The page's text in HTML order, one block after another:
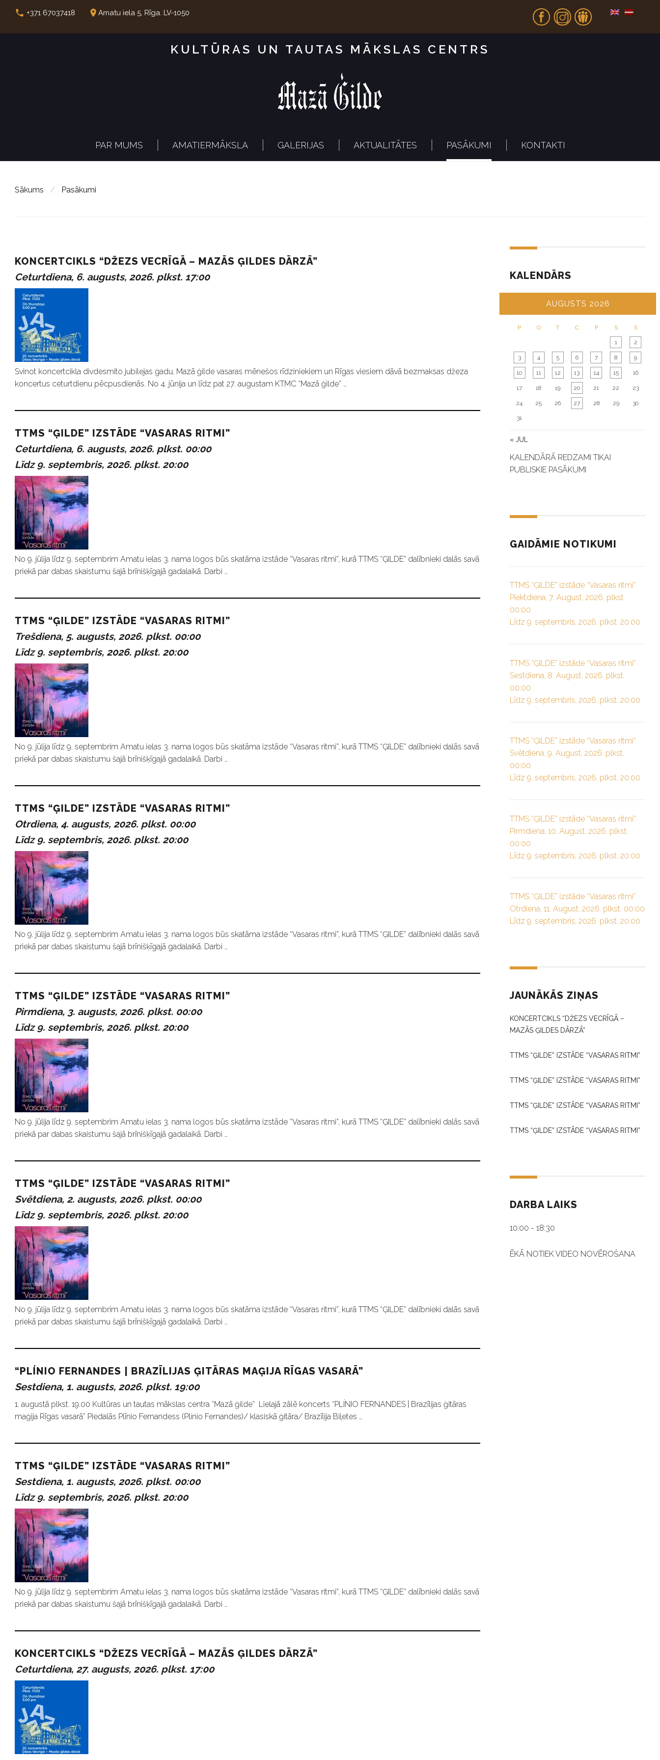
e
Fb In Dr
call +371 67037418 place Amatu iela 5, Rīga. LV-1050
KULTŪRAS UN TAUTAS MĀKSLAS CENTRS
PAR MUMS AMATIERMĀKSLA GALERIJAS AKTUALITĀTES PASĀKUMI KONTAKTI
Sākums / Pasākumi
P
a
s
ā
k
u
m
i
KONCERTCIKLS “DŽEZS VECRĪGĀ – MAZĀS ĢILDES DĀRZĀ”
Ceturtdiena, 6. augusts, 2026. plkst. 17:00
Svinot koncertcikla divdesmito jubilejas gadu, Mazā ģilde vasaras mēnešos rīdziniekiem un Rīgas viesiem dāvā bezmaksas džeza
koncertus ceturtdienu pēcpusdienās. No 4. jūnija un līdz pat 27. augustam KTMC “Mazā ģilde” …
TTMS “ĢILDE” IZSTĀDE “VASARAS RITMI”
Ceturtdiena, 6. augusts, 2026. plkst. 00:00
Līdz 9. septembris, 2026. plkst. 20:00
No 9. jūlija līdz 9. septembrim Amatu ielas 3. nama logos būs skatāma izstāde “Vasaras ritmi”, kurā TTMS “ĢILDE” dalībnieki dalās savā
priekā par dabas skaistumu šajā brīnišķīgajā gadalaikā. Darbi …
TTMS “ĢILDE” IZSTĀDE “VASARAS RITMI”
Trešdiena, 5. augusts, 2026. plkst. 00:00
Līdz 9. septembris, 2026. plkst. 20:00
No 9. jūlija līdz 9. septembrim Amatu ielas 3. nama logos būs skatāma izstāde “Vasaras ritmi”, kurā TTMS “ĢILDE” dalībnieki dalās savā
priekā par dabas skaistumu šajā brīnišķīgajā gadalaikā. Darbi …
TTMS “ĢILDE” IZSTĀDE “VASARAS RITMI”
Otrdiena, 4. augusts, 2026. plkst. 00:00
Līdz 9. septembris, 2026. plkst. 20:00
No 9. jūlija līdz 9. septembrim Amatu ielas 3. nama logos būs skatāma izstāde “Vasaras ritmi”, kurā TTMS “ĢILDE” dalībnieki dalās savā
priekā par dabas skaistumu šajā brīnišķīgajā gadalaikā. Darbi …
TTMS “ĢILDE” IZSTĀDE “VASARAS RITMI”
Pirmdiena, 3. augusts, 2026. plkst. 00:00
Līdz 9. septembris, 2026. plkst. 20:00
No 9. jūlija līdz 9. septembrim Amatu ielas 3. nama logos būs skatāma izstāde “Vasaras ritmi”, kurā TTMS “ĢILDE” dalībnieki dalās savā
priekā par dabas skaistumu šajā brīnišķīgajā gadalaikā. Darbi …
TTMS “ĢILDE” IZSTĀDE “VASARAS RITMI”
Svētdiena, 2. augusts, 2026. plkst. 00:00
Līdz 9. septembris, 2026. plkst. 20:00
No 9. jūlija līdz 9. septembrim Amatu ielas 3. nama logos būs skatāma izstāde “Vasaras ritmi”, kurā TTMS “ĢILDE” dalībnieki dalās savā
priekā par dabas skaistumu šajā brīnišķīgajā gadalaikā. Darbi …
“PLÍNIO FERNANDES | BRAZĪLIJAS ĢITĀRAS MAĢIJA RĪGAS VASARĀ”
Sestdiena, 1. augusts, 2026. plkst. 19:00
1. augustā plkst. 19.00 Kultūras un tautas mākslas centra “Mazā ģilde” Lielajā zālē koncerts “PLÍNIO FERNANDES | Brazīlijas ģitāras
maģija Rīgas vasarā” Piedalās Plīnio Fernandess (Plínio Fernandes)/ klasiskā ģitāra/ Brazīlija Biļetes …
TTMS “ĢILDE” IZSTĀDE “VASARAS RITMI”
Sestdiena, 1. augusts, 2026. plkst. 00:00
Līdz 9. septembris, 2026. plkst. 20:00
No 9. jūlija līdz 9. septembrim Amatu ielas 3. nama logos būs skatāma izstāde “Vasaras ritmi”, kurā TTMS “ĢILDE” dalībnieki dalās savā
priekā par dabas skaistumu šajā brīnišķīgajā gadalaikā. Darbi …
KONCERTCIKLS “DŽEZS VECRĪGĀ – MAZĀS ĢILDES DĀRZĀ”
Ceturtdiena, 27. augusts, 2026. plkst. 17:00
KALENDĀRS
AUGUSTS 2026
P O T C P S S
« JUL
1 2
3 4 5 6 7 8 9
10 11 12 13 14 15 16
17 18 19 20 21 22 23
24 25 26 27 28 29 30
31
KALENDĀRĀ REDZAMI TIKAI
PUBLISKIE PASĀKUMI
GAIDĀMIE NOTIKUMI
TTMS “ĢILDE” izstāde “Vasaras ritmi”
Piektdiena, 7. August, 2026. plkst.
00:00
Līdz 9. septembris, 2026. plkst. 20:00
TTMS “ĢILDE” izstāde “Vasaras ritmi”
Sestdiena, 8. August, 2026. plkst.
00:00
Līdz 9. septembris, 2026. plkst. 20:00
TTMS “ĢILDE” izstāde “Vasaras ritmi”
Svētdiena, 9. August, 2026. plkst.
00:00
Līdz 9. septembris, 2026. plkst. 20:00
TTMS “ĢILDE” izstāde “Vasaras ritmi”
Pirmdiena, 10. August, 2026. plkst.
00:00
Līdz 9. septembris, 2026. plkst. 20:00
TTMS “ĢILDE” izstāde “Vasaras ritmi”
Otrdiena, 11. August, 2026. plkst. 00:00
Līdz 9. septembris, 2026. plkst. 20:00
JAUNĀKĀS ZIŅAS
KONCERTCIKLS “DŽEZS VECRĪGĀ –
MAZĀS ĢILDES DĀRZĀ”
TTMS “ĢILDE” IZSTĀDE “VASARAS RITMI”
TTMS “ĢILDE” IZSTĀDE “VASARAS RITMI”
TTMS “ĢILDE” IZSTĀDE “VASARAS RITMI”
TTMS “ĢILDE” IZSTĀDE “VASARAS RITMI”
DARBA LAIKS
10:00 - 18:30
ĒKĀ NOTIEK VIDEO NOVĒROŠANA